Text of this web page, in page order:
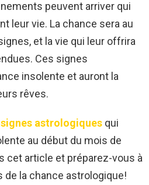
peuvent arriver qui
leur vie. La chance sera au
et la vie qui leur offrira
Ces signes
insolente et auront la
rêves.
signes astrologiques qui
au début du mois de
cet article et préparez-vous à
la chance astrologique!